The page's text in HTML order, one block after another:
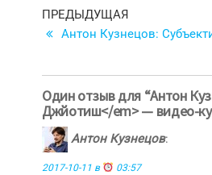
Навигация
по
записям
Предыдущая
запись
ПРЕДЫДУЩАЯ
Антон Кузнецов:
Один отзыв для “Антон
Джйотиш</em> — видео-
Антон Кузнецов:
2017-10-11 в 03:57